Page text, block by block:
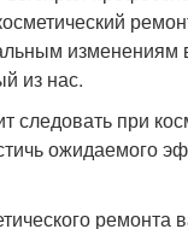
изменениям
из нас.
следовать при
ожидаемого
ремонта